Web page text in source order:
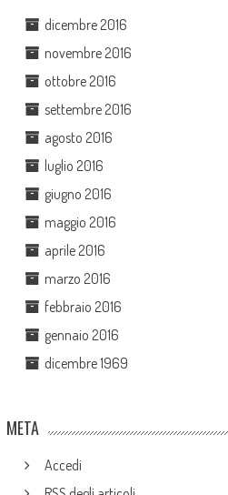
dicembre 2016
novembre 2016
ottobre 2016
settembre 2016
agosto 2016
luglio 2016
giugno 2016
maggio 2016
aprile 2016
marzo 2016
febbraio 2016
gennaio 2016
dicembre 1969
META
Accedi